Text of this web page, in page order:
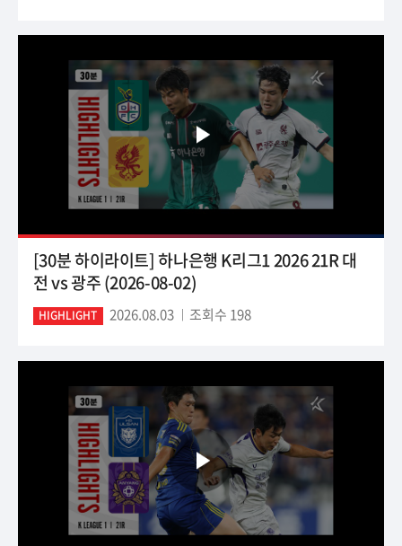
[30분 하이라이트] 하나은행 K리그1 2026 21R 대
전 vs 광주 (2026-08-02)
HIGHLIGHT 2026.08.03 조회수 198